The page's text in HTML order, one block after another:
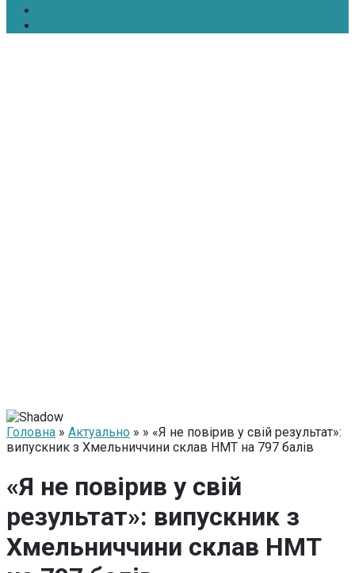
Головна » Актуально » » «Я не повірив у свій результат»:
випускник з Хмельниччини склав НМТ на 797 балів
«Я не повірив у свій
результат»: випускник з
Хмельниччини склав НМТ